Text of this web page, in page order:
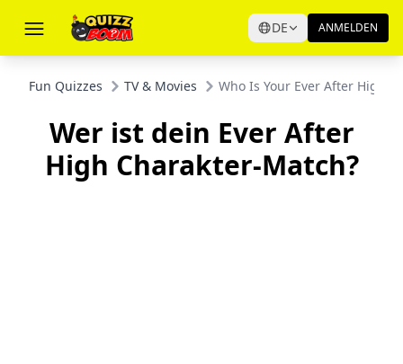
DE ANMELDEN
Fun Quizzes TV & Movies Who Is Your Ever After High
Wer ist dein Ever After
High Charakter-Match?